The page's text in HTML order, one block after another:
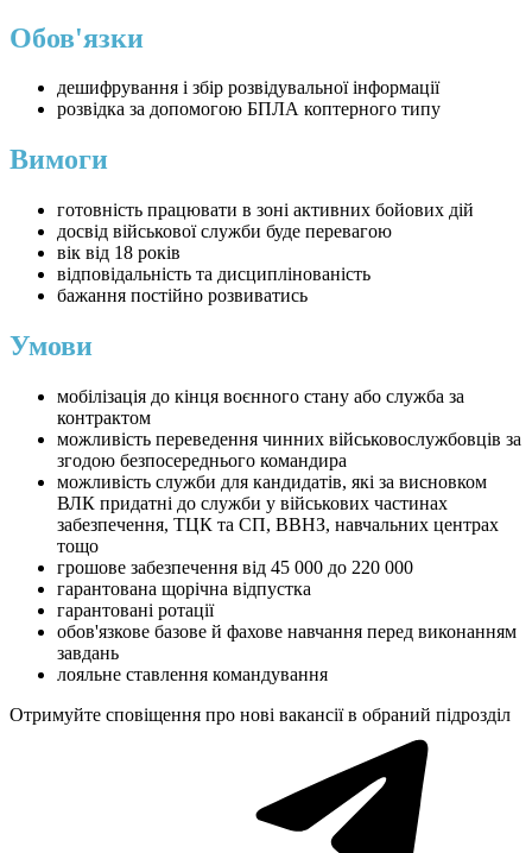
Обов'язки
дешифрування і збір розвідувальної інформації
розвідка за допомогою БПЛА коптерного типу
Вимоги
готовність працювати в зоні активних бойових дій
досвід військової служби буде перевагою
вік від 18 років
відповідальність та дисциплінованість
бажання постійно розвиватись
Умови
мобілізація до кінця воєнного стану або служба за
контрактом
можливість переведення чинних військовослужбовців за
згодою безпосереднього командира
можливість служби для кандидатів, які за висновком
ВЛК придатні до служби у військових частинах
забезпечення, ТЦК та СП, ВВНЗ, навчальних центрах
тощо
грошове забезпечення від 45 000 до 220 000
гарантована щорічна відпустка
гарантовані ротації
обов'язкове базове й фахове навчання перед виконанням
завдань
лояльне ставлення командування
Отримуйте сповіщення про нові вакансії в обраний підрозділ